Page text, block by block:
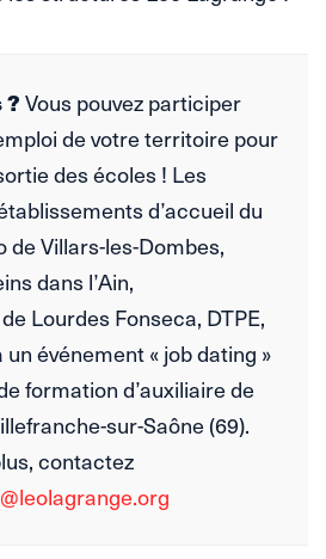
? Vous pouvez participer
de votre territoire pour
des écoles ! Les
d’accueil du
de Villars-les-Dombes,
dans l’Ain,
Lourdes Fonseca, DTPE,
événement « job dating »
formation d’auxiliaire de
sur-Saône (69).
contactez